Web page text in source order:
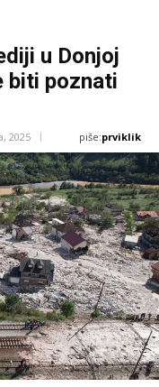
u Donjoj
biti poznati
2025 piše:prviklik